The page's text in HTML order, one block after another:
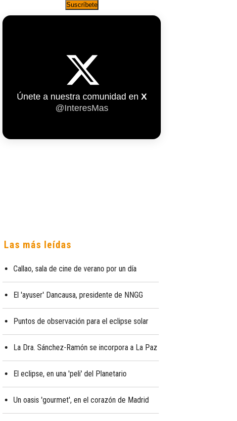
Únete a nuestra comunidad en X
@InteresMas
Las más leídas
Callao, sala de cine de verano por un día
El 'ayuser' Dancausa, presidente de NNGG
Puntos de observación para el eclipse solar
La Dra. Sánchez-Ramón se incorpora a La Paz
El eclipse, en una 'peli' del Planetario
Un oasis 'gourmet', en el corazón de Madrid